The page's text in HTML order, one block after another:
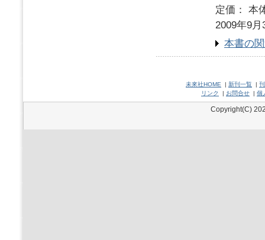
定価：
2009年9月
本書の
未來社HOME | 新刊一覧 |
リンク
| お問合せ | 個
Copyright(C)